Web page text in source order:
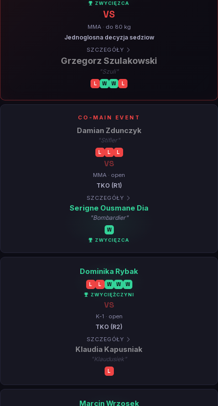
ZWYCIĘZCA
VS
MMA · do 80 kg
Jednoglosna decyzja sedziow
SZCZEGÓŁY
Grzegorz Szulakowski
"Szuli"
L W W L
CO-MAIN EVENT
Damian Zdunczyk
"Stifler"
L L L
VS
MMA · open
TKO (R1)
SZCZEGÓŁY
Serigne Ousmane Dia
"Bombardier"
W
ZWYCIĘZCA
Dominika Rybak
L L W W W
ZWYCIĘŻCZYNI
VS
K-1 · open
TKO (R2)
SZCZEGÓŁY
Klaudia Kapusniak
"Klaudusiek"
L
Marcin Wrzosek